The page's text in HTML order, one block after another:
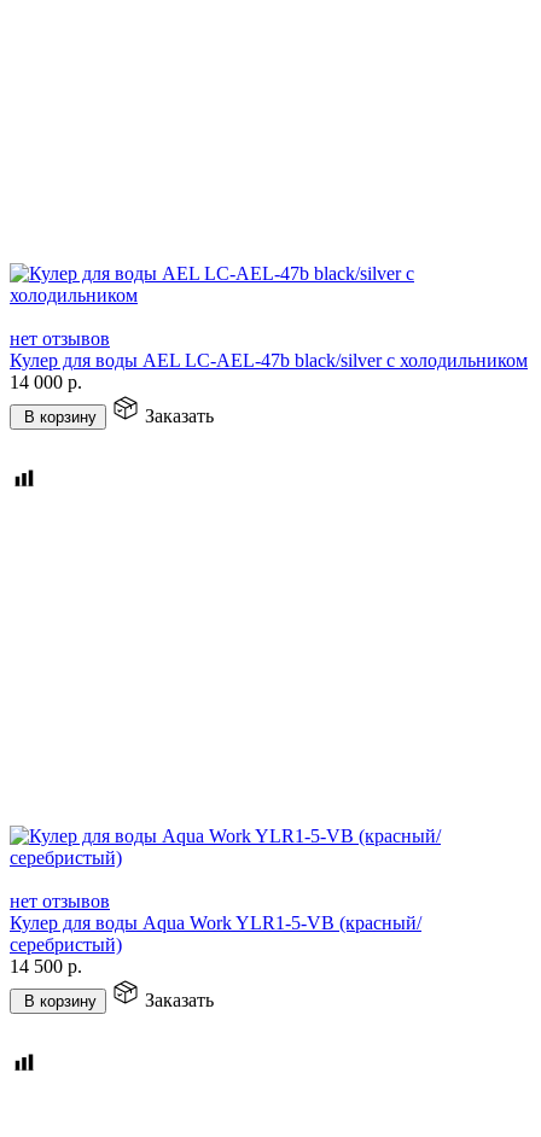
нет отзывов
Кулер для воды AEL LС-AEL-47b black/silver с холодильником
14 000 р.
В корзину Заказать
нет отзывов
Кулер для воды Aqua Work YLR1-5-VB (красный/
серебристый)
14 500 р.
В корзину Заказать